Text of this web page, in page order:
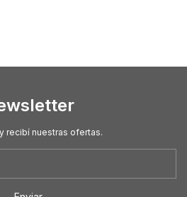
recibí nuestras ofertas.